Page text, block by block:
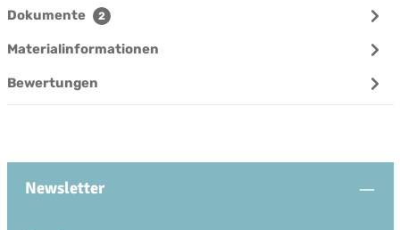
Dokumente 2
Materialinformationen
Bewertungen
Newsletter